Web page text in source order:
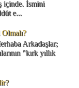
içinde. İsmini
e...
Arkadaşlar;
"kırk yıllık